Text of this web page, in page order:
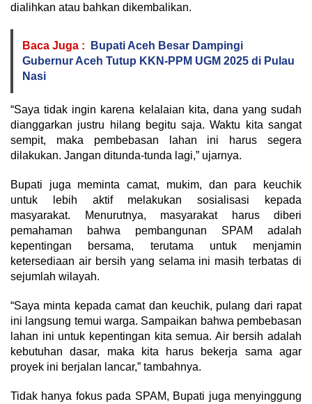
dialihkan atau bahkan dikembalikan.
Baca Juga :
Bupati Aceh Besar Dampingi
Gubernur Aceh Tutup KKN-PPM UGM 2025 di Pulau
Nasi
“Saya tidak ingin karena kelalaian kita, dana yang sudah
dianggarkan justru hilang begitu saja. Waktu kita sangat
sempit, maka pembebasan lahan ini harus segera
dilakukan. Jangan ditunda-tunda lagi,” ujarnya.
Bupati juga meminta camat, mukim, dan para keuchik
untuk lebih aktif melakukan sosialisasi kepada
masyarakat. Menurutnya, masyarakat harus diberi
pemahaman bahwa pembangunan SPAM adalah
kepentingan bersama, terutama untuk menjamin
ketersediaan air bersih yang selama ini masih terbatas di
sejumlah wilayah.
“Saya minta kepada camat dan keuchik, pulang dari rapat
ini langsung temui warga. Sampaikan bahwa pembebasan
lahan ini untuk kepentingan kita semua. Air bersih adalah
kebutuhan dasar, maka kita harus bekerja sama agar
proyek ini berjalan lancar,” tambahnya.
Tidak hanya fokus pada SPAM, Bupati juga menyinggung